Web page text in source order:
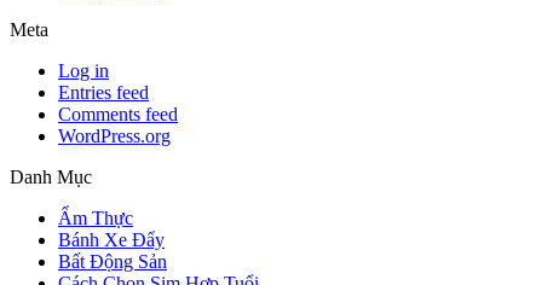
Meta
Log in
Entries feed
Comments feed
WordPress.org
Danh Mục
Ẩm Thực
Bánh Xe Đẩy
Bất Động Sản